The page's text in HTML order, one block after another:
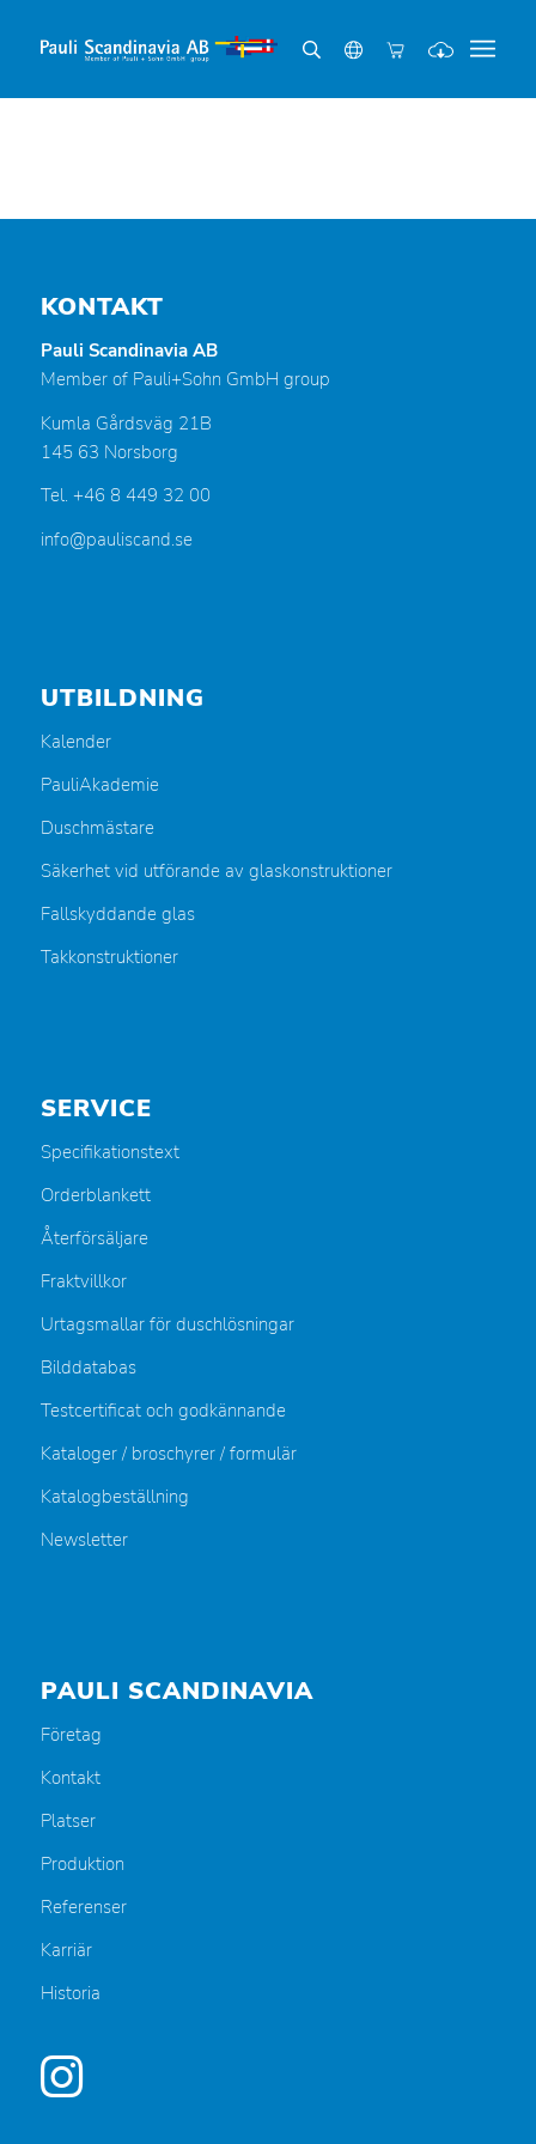
KONTAKT
Pauli Scandinavia AB
Member of Pauli+Sohn GmbH group
Kumla Gårdsväg 21B
145 63 Norsborg
Tel. +46 8 449 32 00
info@pauliscand.se
UTBILDNING
Kalender
PauliAkademie
Duschmästare
Säkerhet vid utförande av glaskonstruktioner
Fallskyddande glas
Takkonstruktioner
SERVICE
Specifikationstext
Orderblankett
Återförsäljare
Fraktvillkor
Urtagsmallar för duschlösningar
Bilddatabas
Testcertificat och godkännande
Kataloger / broschyrer / formulär
Katalogbeställning
Newsletter
PAULI SCANDINAVIA
Företag
Kontakt
Platser
Produktion
Referenser
Karriär
Historia